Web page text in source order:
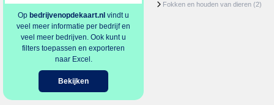
Op bedrijvenopdekaart.nl vindt u
veel meer informatie per bedrijf en
veel meer bedrijven. Ook kunt u
filters toepassen en exporteren
naar Excel.
Bekijken
Fokken en houden van dieren (2)